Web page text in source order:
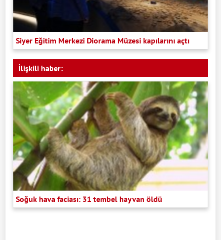
Siyer Eğitim Merkezi Diorama Müzesi kapılarını açtı
İlişkili haber:
Soğuk hava faciası: 31 tembel hayvan öldü